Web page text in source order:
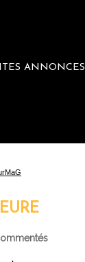
ANNONCES